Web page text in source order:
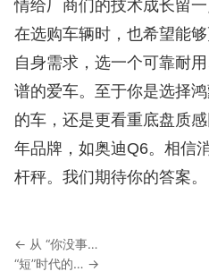
情给厂商们的技术成长留
在选购车辆时，也希望能
自身需求，选一个可靠耐
谱的爱车。至于你是选择
的车，还是更看重底盘质
年品牌，如奥迪Q6。相信
杆秤。我们期待你的答案。
← 从 “你没事…
“短”时代的… →